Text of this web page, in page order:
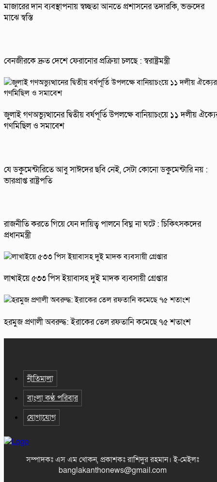
মাজারের দান ব্যবস্থাপনায় স্বচ্ছতা আনতে প্রশাসনের তদারকি, ভক্তদের
মাঝে স্বস্তি
বেনজীরকে দ্রুত দেশে ফেরানোর প্রক্রিয়া চলছে : স্বরাষ্ট্রমন্ত্রী
জুলাই গণঅভ্যুত্থানের দ্বিতীয় বর্ষপূর্তি উপলক্ষে বানিয়াচংয়ে ১১ দলীয়
গণমিছিল ও সমাবেশ
যে ডকুমেন্টারিতে আবু সাঈদের ছবি নেই, সেটা কোনো ডকুমেন্টারি নয় :
ভারপ্রাপ্ত রাষ্ট্রপতি
রাজনীতি করতে গিয়ে যেন দায়িত্ব পালনে বিঘ্ন না ঘটে : চিকিৎসকদের
প্রধানমন্ত্রী
লাখাইয়ে ৫৩৩ পিস ইয়াবাসহ দুই মাদক ব্যবসায়ী গ্রেপ্তার
হরমুজ প্রণালী অবরুদ্ধ: ইরাকের তেল রফতানি কমেছে ৭৫ শতাংশ
নীতিমালা
বাংলা কণ্ঠ পরিবার
যোগাযোগ
সম্পাদকঃ এস এম খোকন, প্রকাশকঃ রাশিদুর রহমান।ই-মেইলঃ
banglakanthonews@gmail.com